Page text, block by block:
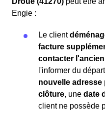
Engie :
Le client
facture
contacter
l'informer du
nouvelle adresse
clôture, une date
client ne possède